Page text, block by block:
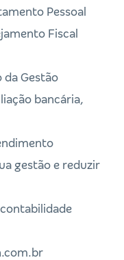
Pessoal
Fiscal
da Gestão
bancária,
gestão e reduzir